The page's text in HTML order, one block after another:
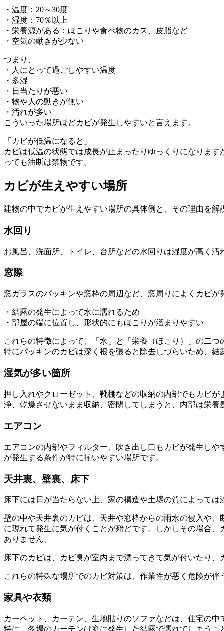
・温度：20～30度
・湿度：70％以上
・栄養源がある：ほこりや食べ物のカス、皮脂など
・空気の動きが少ない
つまり、
・人にとって過ごしやすい温度
・多湿
・日当たりが悪い
・物や人の動きが無い
・汚れが多い
こういった場所ほどカビが発生しやすいと言えます。
「カビが低温になると」
カビは低温の状態では成長が止まったりゆっくりになりま
っても油断は禁物です。
カビが生えやすい場所
建物の中でカビが生えやすい場所の具体例と、その理由を解
水回り
お風呂、洗面所、トイレ、台所などの水回りは湿度が高く
窓際
窓ガラスのパッキンや窓枠の周辺など、窓周りによくカビ
・結露の発生によって水に濡れるため
・部屋の端に位置し、形状的にもほこりが溜まりやすい
これらの特徴によって、「水」と「栄養（ほこり）」の二
特にパッキンのカビは深く根を張ると除去しづらいため、
湿気が多い箇所
押し入れやクローゼット、靴棚などの収納の内部でもカビ
浄、乾燥させないまま収納、密閉してしまうと、内部は栄
エアコン
エアコンの内部やフィルター、吹き出し口もカビが発生し
が発生する条件が特に揃いやすい場所です。
天井裏、壁裏、床下
床下には日が当たらない上、家の構造や土壌の質によって
壁の中や天井裏のカビは、天井や窓枠からの雨水の侵入や
に現れて発生に気が付くことが殆どです。しかしその場合
ありません。
床下のカビは、カビ臭が室内まで漂ってきて気が付いたり
これらの特殊な場所でのカビ対策は、作業性が悪く危険が
家具や衣類
カーペット、カーテン、生地貼りのソファなどは、住宅の
特に、冬場のカーテンは窓に発生した結露で濡れてしまう